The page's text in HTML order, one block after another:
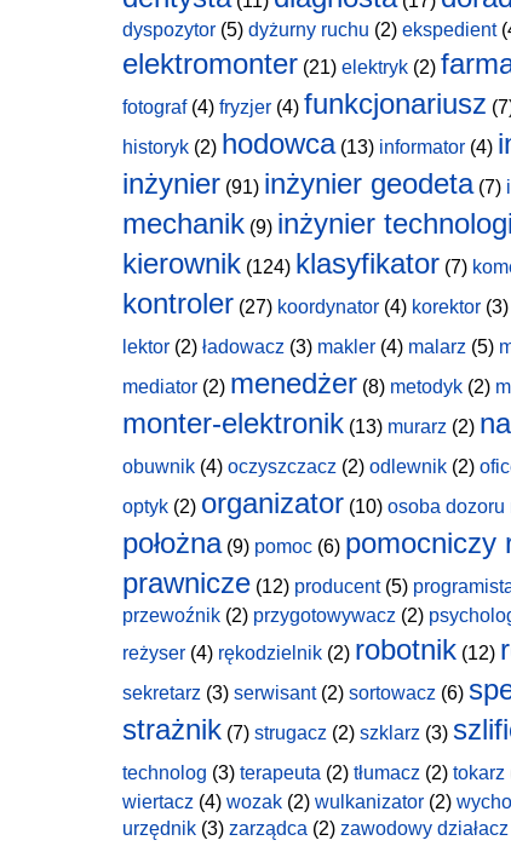
dyspozytor (5) dyżurny ruchu (2) ekspedient
elektromonter (21) elektryk (2)
fotograf(4) fryzjer (4) funkcjonariusz
historyk (2) hodowca(13) informator (4)
inżynier (91) inżynier geodeta(7)
mechanik (9) inżynier
kierownik (124) klasyfikator (7)
kontroler (27) koordynator (4) korektor (3)
lektor (2) ładowacz (3) makler (4) malarz (5)
mediator (2) menedżer (8) metodyk (2)
monter-elektronik (13) murarz (2)
obuwnik (4) oczyszczacz (2) odlewnik (2)
optyk (2) organizator (10) osoba dozoru
położna(9) pomoc (6) pomocniczy
prawnicze (12) producent(5)
przewoźnik (2) przygotowywacz (2)
reżyser (4) rękodzielnik (2) robotnik (12)
sekretarz (3) serwisant(2) sortowacz (6)
strażnik (7) strugacz (2) szklarz (3)
technolog (3) terapeuta (2) tłumacz (2) tokarz
wiertacz (4) wozak (2) wulkanizator (2)
urzędnik (3) zarządca (2) zawodowy